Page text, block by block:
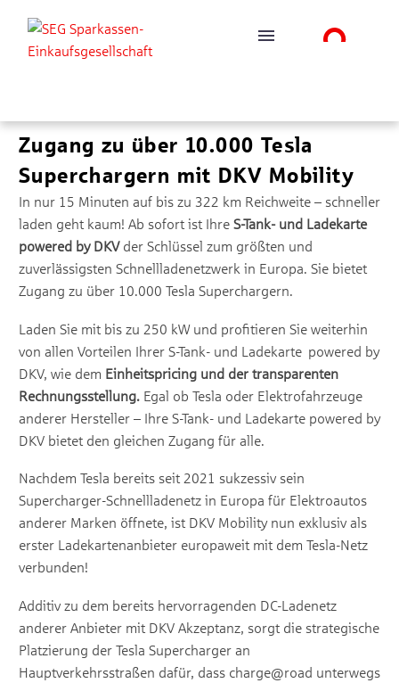
Zugang zu über 10.000 Tesla
Superchargern mit DKV Mobility
In nur 15 Minuten auf bis zu 322 km Reichweite – schneller
laden geht kaum! Ab sofort ist Ihre S-Tank- und Ladekarte
powered by DKVder Schlüssel zum größten und
zuverlässigsten Schnellladenetzwerk in Europa. Sie bietet
Zugang zu über 10.000 Tesla Superchargern.
Laden Sie mit bis zu 250 kW und profitieren Sie weiterhin
von allen Vorteilen Ihrer S-Tank- und Ladekarte powered by
DKV, wie dem Einheitspricing und der transparenten
Rechnungsstellung. Egal ob Tesla oder Elektrofahrzeuge
anderer Hersteller – Ihre S-Tank- und Ladekarte powered by
DKV bietet den gleichen Zugang für alle.
Nachdem Tesla bereits seit 2021 sukzessiv sein
Supercharger-Schnellladenetz in Europa für Elektroautos
anderer Marken öffnete, ist DKV Mobility nun exklusiv als
erster Ladekartenanbieter europaweit mit dem Tesla-Netz
verbunden!
Additiv zu dem bereits hervorragenden DC-Ladenetz
anderer Anbieter mit DKV Akzeptanz, sorgt die strategische
Platzierung der Tesla Supercharger an
Hauptverkehrsstraßen dafür, dass charge@road unterwegs